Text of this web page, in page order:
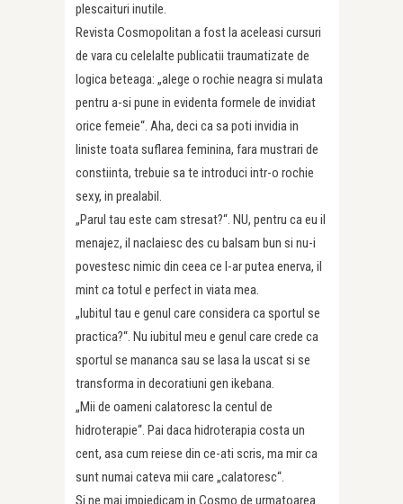
plescaituri inutile.
Revista Cosmopolitan a fost la aceleasi cursuri
de vara cu celelalte publicatii traumatizate de
logica beteaga: „alege o rochie neagra si mulata
pentru a-si pune in evidenta formele de invidiat
orice femeie“. Aha, deci ca sa poti invidia in
liniste toata suflarea feminina, fara mustrari de
constiinta, trebuie sa te introduci intr-o rochie
sexy, in prealabil.
„Parul tau este cam stresat?“. NU, pentru ca eu il
menajez, il naclaiesc des cu balsam bun si nu-i
povestesc nimic din ceea ce l-ar putea enerva, il
mint ca totul e perfect in viata mea.
„Iubitul tau e genul care considera ca sportul se
practica?“. Nu iubitul meu e genul care crede ca
sportul se mananca sau se lasa la uscat si se
transforma in decoratiuni gen ikebana.
„Mii de oameni calatoresc la centul de
hidroterapie“. Pai daca hidroterapia costa un
cent, asa cum reiese din ce-ati scris, ma mir ca
sunt numai cateva mii care „calatoresc“.
Si ne mai impiedicam in Cosmo de urmatoarea